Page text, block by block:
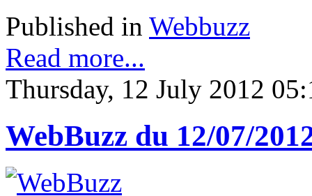
Published in Webbuzz
Read more...
Thursday, 12 July 2012
WebBuzz du 12/07/